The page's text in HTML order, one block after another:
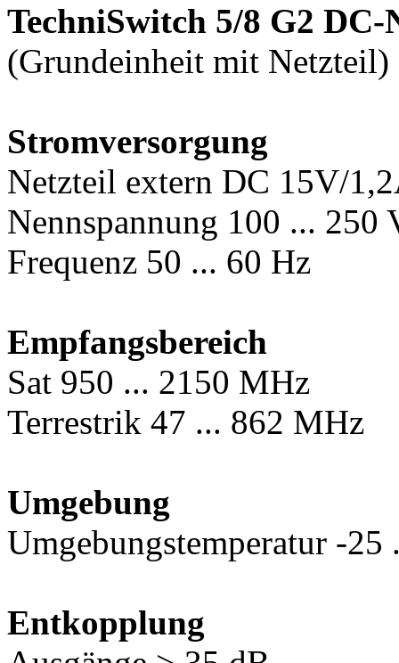
TechniSwitch 5/8 G2
(Grundeinheit mit Netzteil)
Stromversorgung
Netzteil extern DC 15V/
Nennspannung 100 ... 250
Frequenz 50 ... 60 Hz
Empfangsbereich
Sat 950 ... 2150 MHz
Terrestrik 47 ... 862 MHz
Umgebung
Umgebungstemperatur -25
Entkopplung